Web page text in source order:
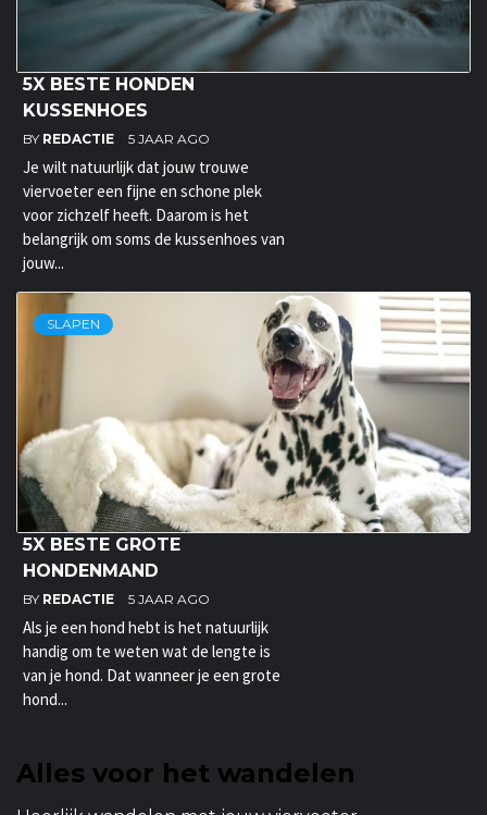
5X BESTE HONDEN
KUSSENHOES
BY REDACTIE 5 JAAR AGO
Je wilt natuurlijk dat jouw trouwe
viervoeter een fijne en schone plek
voor zichzelf heeft. Daarom is het
belangrijk om soms de kussenhoes van
jouw...
SLAPEN
5X BESTE GROTE
HONDENMAND
BY REDACTIE 5 JAAR AGO
Als je een hond hebt is het natuurlijk
handig om te weten wat de lengte is
van je hond. Dat wanneer je een grote
hond...
Alles voor het wandelen